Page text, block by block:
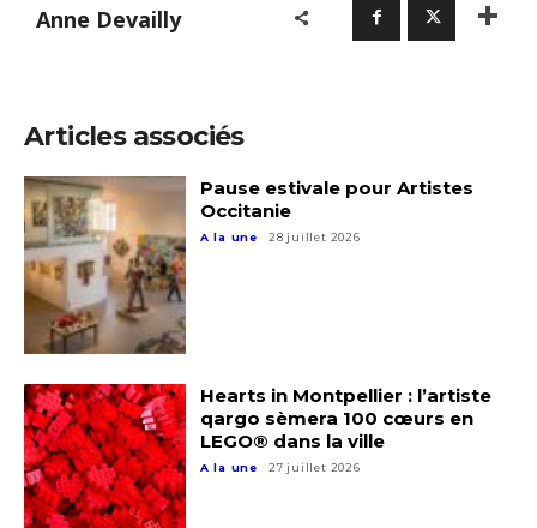
Anne Devailly
Articles associés
Pause estivale pour Artistes
Occitanie
A la une 28 juillet 2026
Hearts in Montpellier : l’artiste
qargo sèmera 100 cœurs en
LEGO® dans la ville
A la une 27 juillet 2026